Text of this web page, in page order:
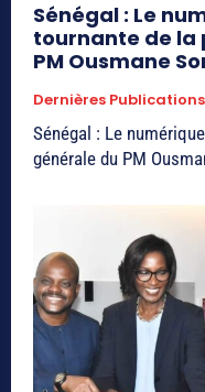
Sénégal : Le
tournante de la
PM Ousmane
Dernières Publications
Sénégal : Le
générale du PM